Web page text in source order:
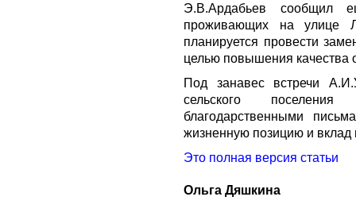
Э.В.Ардабьев сообщил
проживающих на улице
планируется провести
целью повышения качества
Под занавес встречи
сельского
благодарственными
жизненную позицию и вклад
Это полная версия статьи
Ольга Дяшкина